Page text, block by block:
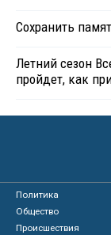
Сохранить
Летний сезон
пройдет, как
Политика
Общество
Происшествия